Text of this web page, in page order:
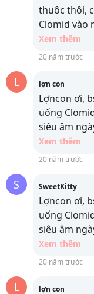
thuôc thôi,
Clomid vào
Xem thêm
20 năm trước
L lợn con
Lợncon ơi,
uống
siêu âm
Xem thêm
20 năm trước
S SweetKitty
Lợncon ơi,
uống
siêu âm
Xem thêm
20 năm trước
L lợn con